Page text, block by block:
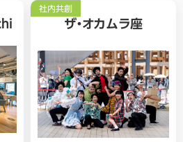
社内共創
ザ・オカムラ座